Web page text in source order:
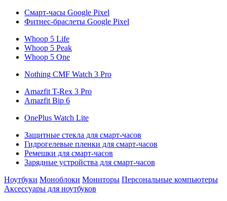
Смарт-часы Google Pixel
Фитнес-браслеты Google Pixel
Whoop 5 Life
Whoop 5 Peak
Whoop 5 One
Nothing CMF Watch 3 Pro
Amazfit T-Rex 3 Pro
Amazfit Bip 6
OnePlus Watch Lite
Защитные стекла для смарт-часов
Гидрогелевые пленки для смарт-часов
Ремешки для смарт-часов
Зарядные устройства для смарт-часов
Ноутбуки Моноблоки Мониторы Персональные компьютеры
Аксессуары для ноутбуков